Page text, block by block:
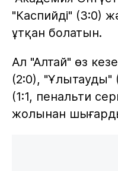
"Каспийді" (3:0)
ұтқан болатын.
Ал "Алтай" өз
(2:0), "Ұлытауды"
(1:1, пенальти
жолынан